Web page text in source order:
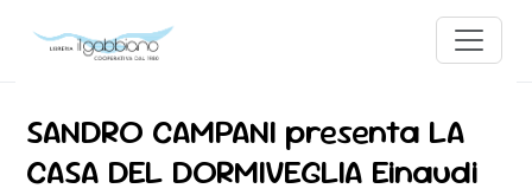
SANDRO CAMPANI presenta LA
CASA DEL DORMIVEGLIA Einaudi